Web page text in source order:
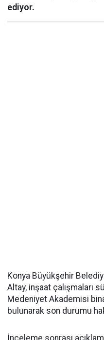
ediyor.
Konya Büyükşehir
Altay, inşaat çalışmaları
Medeniyet Akademisi
bulunarak son durumu
İnceleme sonrası